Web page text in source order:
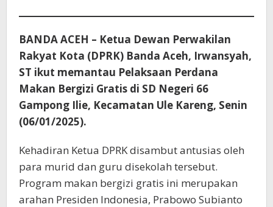
BANDA ACEH – Ketua Dewan Perwakilan
Rakyat Kota (DPRK) Banda Aceh, Irwansyah,
ST ikut memantau Pelaksaan Perdana
Makan Bergizi Gratis di SD Negeri 66
Gampong Ilie, Kecamatan Ule Kareng, Senin
(06/01/2025).
Kehadiran Ketua DPRK disambut antusias oleh
para murid dan guru disekolah tersebut.
Program makan bergizi gratis ini merupakan
arahan Presiden Indonesia, Prabowo Subianto